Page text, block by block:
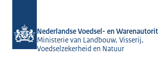
Nederlandse Voedsel- en
Ministerie van Landbouw, Visserij,
Voedselzekerheid en Natuur